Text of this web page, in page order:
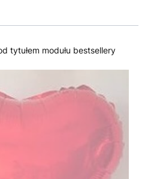
tytułem modułu bestsellery